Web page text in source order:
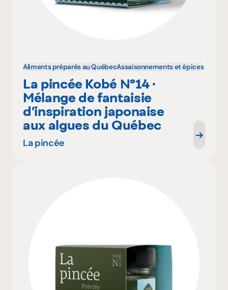
Aliments préparés au QuébecAssaisonnements et épices
La pincée Kobé Nº14 ·
Mélange de fantaisie
d’inspiration japonaise
aux algues du Québec
La pincée